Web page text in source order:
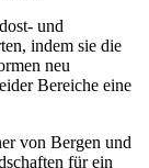
und
indem sie die
neu
Bereiche eine
von Bergen und
für ein